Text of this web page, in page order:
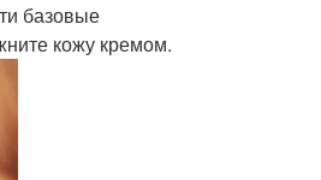
базовые
кожу кремом.